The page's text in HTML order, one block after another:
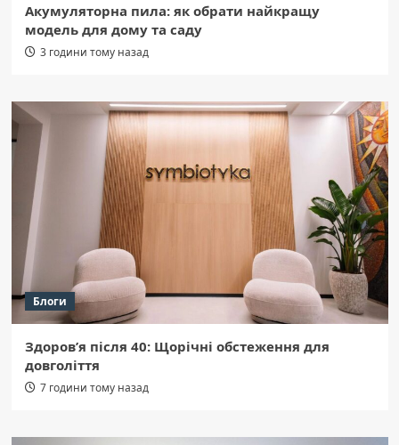
Акумуляторна пила: як обрати найкращу
модель для дому та саду
3 години тому назад
Блоги
Здоров’я після 40: Щорічні обстеження для
довголіття
7 години тому назад